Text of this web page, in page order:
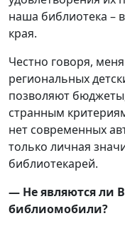
наша библиотека –
края.
Честно говоря,
региональных
позволяют
странным
нет современных
только личная
библиотекарей.
— Не являются ли
библиомобили?